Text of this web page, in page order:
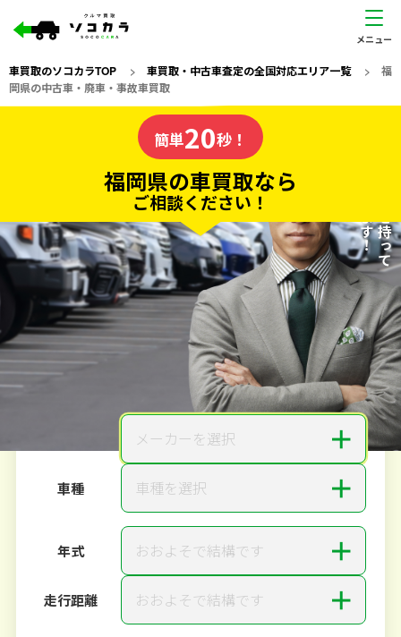
車買取のソコカラTOP > 車買取・中古車査定の全国対応エリア一覧> 福
岡県の中古車・廃車・事故車買取
の車買取なら
ソコカラの
電話か出張か、高い方の査定を提案。
だから高価買取!
私たちが責任を持って
査定いたします！
簡単20秒！
福岡県の車買取なら
ご相談ください！
20秒で入力完了！
無料で カンタンWeb査定
ご依頼いただいたお車を丁寧に査定いたします
メーカーを選択 ＋
車種 車種を選択 ＋
年式 おおよそで結構です ＋
走行距離 おおよそで結構です ＋